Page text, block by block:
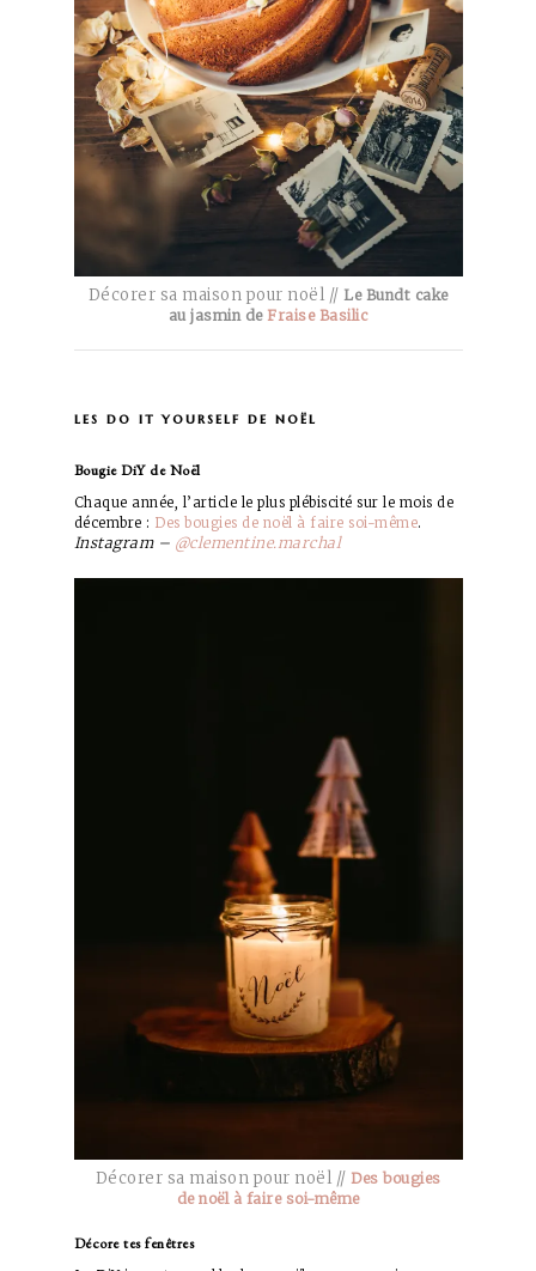
Décorer sa maison pour noël // Le Bundt cake
au jasmin de Fraise Basilic
les do it yourself de noël
Bougie DiY de Noël
Chaque année, l’article le plus plébiscité sur le mois de
décembre : Des bougies de noël à faire soi-même.
Instagram – @clementine.marchal
Décorer sa maison pour noël // Des bougies
de noël à faire soi-même
Décore tes fenêtres